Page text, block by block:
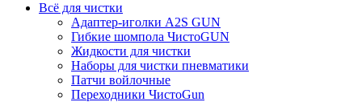
Всё для чистки
Адаптер-иголки A2S GUN
Гибкие шомпола ЧистоGUN
Жидкости для чистки
Наборы для чистки пневматики
Патчи войлочные
Переходники ЧистоGun